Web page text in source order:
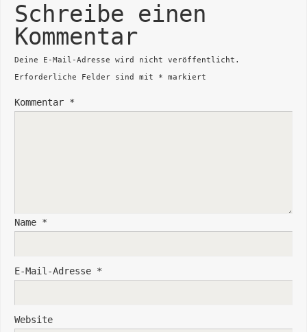
Schreibe einen
Kommentar
Deine E-Mail-Adresse wird nicht veröffentlicht.
Erforderliche Felder sind mit * markiert
Kommentar *
Name *
E-Mail-Adresse *
Website